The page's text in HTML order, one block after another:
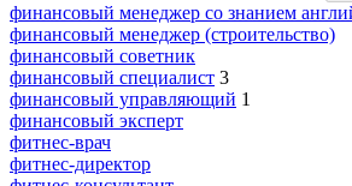
финансовый менеджер со знанием
финансовый менеджер (строительство)
финансовый советник
финансовый специалист 3
финансовый управляющий 1
финансовый эксперт
фитнес-врач
фитнес-директор